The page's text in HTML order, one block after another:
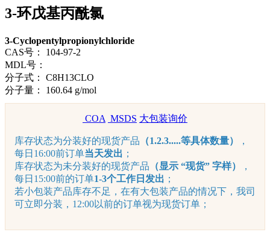
3-环戊基丙酰氯
3-Cyclopentylpropionylchloride
CAS号：
104-97-2
MDL号：
分子式：
C8H13CLO
分子量：
160.64 g/mol
COA MSDS 大包装询价
库存状态为分装好的现货产品 （1.2.3.....等具体数量）
，
每日16:00前订单当天发出 ；
库存状态为未分装好的现货产品 （显示 “现货” 字样）
，
每日15:00前的订单1-3个工作日发出 ；
若小包装产品库存不足，在有大包装产品的情况下，我司
可立即分装，12:00以前的订单视为现货订单；